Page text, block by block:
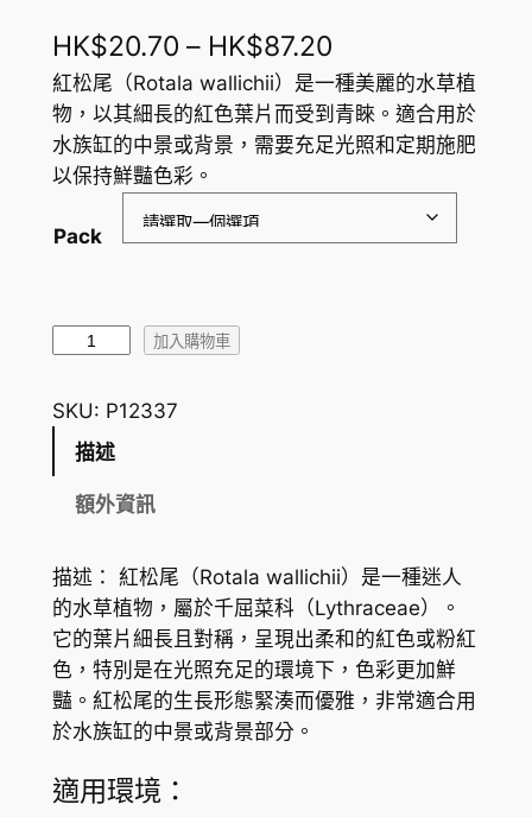
HK$20.70 – HK$87.20價
格
範
H
到
H
K
$
紅松尾（Rotala wallichii）是一種美麗的水草植
物，以其細長的紅色葉片而受到青睞。適合用於
水族缸的中景或背景，需要充足光照和定期施肥
以保持鮮豔色彩。
Pack
尾
R
a
w
a
l
l
i
c
h
加入購物車
SKU: P12337
描述
額外資訊
描述： 紅松尾（Rotala wallichii）是一種迷人
的水草植物，屬於千屈菜科（Lythraceae）。
它的葉片細長且對稱，呈現出柔和的紅色或粉紅
色，特別是在光照充足的環境下，色彩更加鮮
豔。紅松尾的生長形態緊湊而優雅，非常適合用
於水族缸的中景或背景部分。
適用環境：